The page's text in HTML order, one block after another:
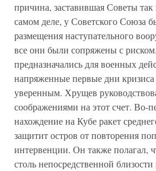
причина, заставившая Советы
самом деле, у Советского Союза
размещения наступательного
все они были сопряжены с
предназначались для военных
напряженные первые дни
уверенным. Хрущев
соображениями на этот счет. Во-
нахождение на Кубе ракет
защитит остров от повторения
интервенции. Он также полагал,
столь непосредственной